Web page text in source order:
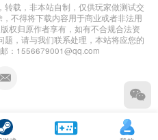
载，非本站自制，仅供玩家做测试交
不得将下载内容用于商业或者非法用
权归原作者享有，如有不合规合法资
，请与我们联系处理，本站将应您的
：1556679001@qq.com